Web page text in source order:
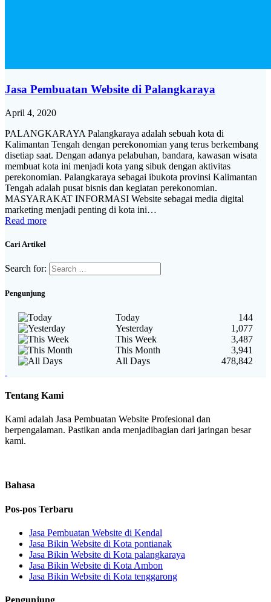
Jasa Pembuatan Website di Palangkaraya
April 4, 2020
PALANGKARAYA Palangkaraya adalah sebuah kota di
Kalimantan Tengah dengan perekonomian yang terus berkembang
disetiap saat. Dengan adanya pelabuhan, bandara, kawasan wisata
membuat kota ini menjadi kota yang sibuk dengan aktivitas
perekonomian. Palangkaraya sebagai ibukota provinsi Kalimantan
Tengah adalah pusat bisnis dan kegiatan perekonomian.
MASYARAKAT INFORMASI Website sebagai media digital
marketing menjadi penting di kota ini…
Read more
Cari Artikel
Search for:
Pengunjung
Today
144
Yesterday
1,077
This Week
3,487
This Month
3,941
All Days
478,842
Tentang Kami
Kami adalah Jasa Pembuatan Website Profesional dan
berpengalaman. Pastikan anda menjadibagian dari jaringan besar
kami.
Bahasa
Pos-pos Terbaru
Jasa Pembuatan Website di Kendal
Jasa Bikin Website di Kota pontianak
Jasa Bikin Website di Kota palangkaraya
Jasa Bikin Website di Kota Ambon
Jasa Bikin Website di Kota tenggarong